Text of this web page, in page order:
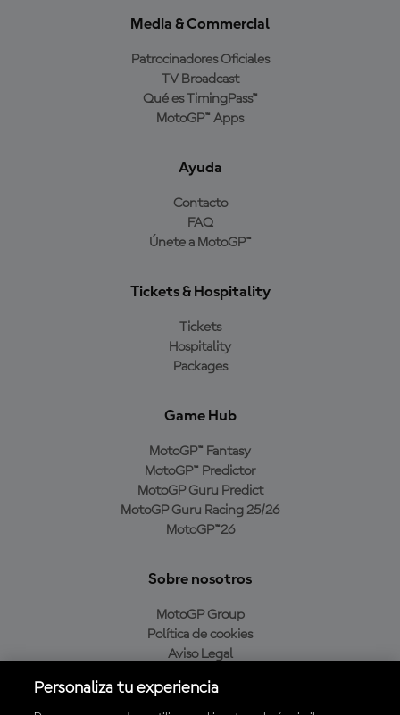
Media & Commercial
Patrocinadores Oficiales
TV Broadcast
Qué es TimingPass™
MotoGP™ Apps
Ayuda
Contacto
FAQ
Únete a MotoGP™
Tickets & Hospitality
Tickets
Hospitality
Packages
Game Hub
MotoGP™ Fantasy
MotoGP™ Predictor
MotoGP Guru Predict
MotoGP Guru Racing 25/26
MotoGP™26
Sobre nosotros
MotoGP Group
Política de cookies
Aviso Legal
Política de compra
Personaliza tu experiencia